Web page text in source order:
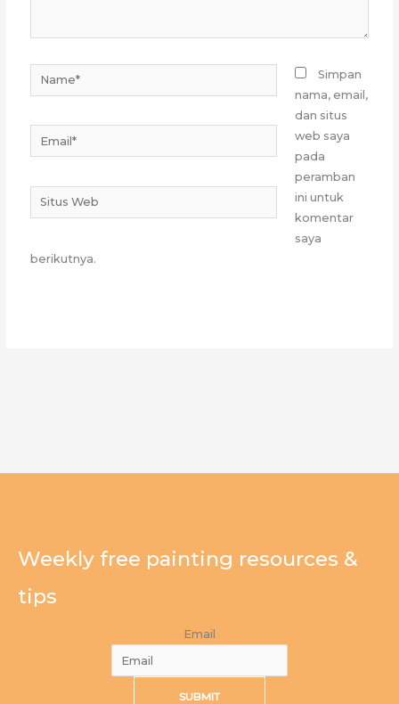
Name*
Email*
Situs
Web
Simpan
nama, email,
dan situs
web saya
pada
peramban
ini untuk
komentar
saya
berikutnya.
Weekly free painting resources &
tips
Email
SUBMIT